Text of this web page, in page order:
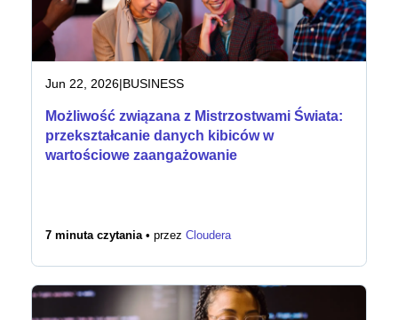
Jun 22, 2026|BUSINESS
Możliwość związana z Mistrzostwami Świata:
przekształcanie danych kibiców w
wartościowe zaangażowanie
7 minuta czytania • przez Cloudera